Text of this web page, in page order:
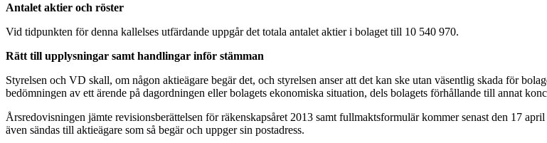
Antalet aktier och röster
Vid tidpunkten för denna kallelses utfärdande uppgår det totala antalet aktier i bolaget till 10 540 970.
Rätt till upplysningar samt handlingar inför stämman
Styrelsen och VD skall, om någon aktieägare begär det, och styrelsen anser att det kan ske utan väsentlig skada för
bedömningen av ett ärende på dagordningen eller bolagets ekonomiska situation, dels bolagets förhållande till annat
Årsredovisningen jämte revisionsberättelsen för räkenskapsåret 2013 samt fullmaktsformulär kommer senast den 17
även sändas till aktieägare som så begär och uppger sin postadress.